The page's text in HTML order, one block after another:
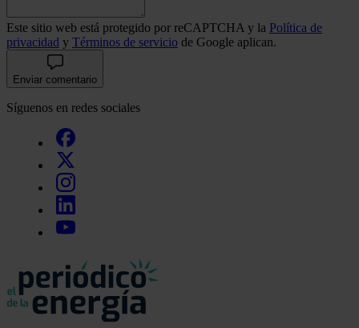
Este sitio web está protegido por reCAPTCHA y la Política de
privacidad y Términos de servicio de Google aplican.
Enviar comentario
Síguenos en redes sociales